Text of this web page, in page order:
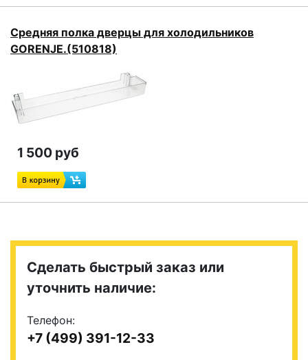
Средняя полка дверцы для холодильников
GORENJE.(510818)
1 500 руб
Сделать быстрый заказ или
уточнить наличие:
Телефон:
+7 (499) 391-12-33